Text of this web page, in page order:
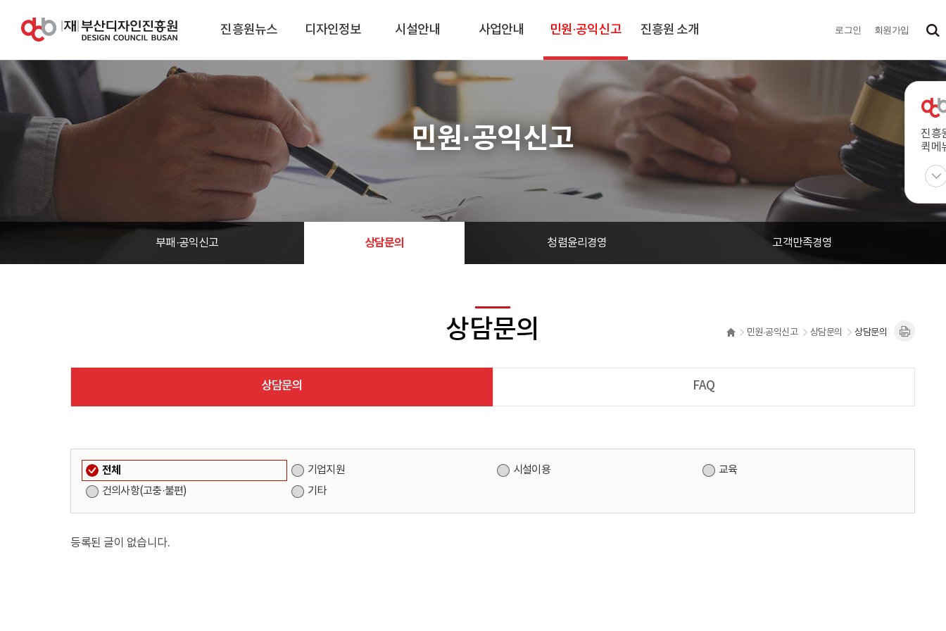
진흥원뉴스 디자인정보 시설안내 사업안내 민원·공익신고 진흥원 소개 로그인 회원가입
진흥
퀵메
민원·공익신고
부패·공익신고 상담문의 청렴윤리경영 고객만족경영
상담문의 민원·공익신고 상담문의 상담문의
상담문의 FAQ
전체 기업지원 시설이용
교육
건의사항(고충·불편)
기타
등록된 글이 없습니다.